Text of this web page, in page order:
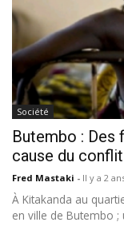
Société
Butembo :
cause du
Fred Mastaki - Il y a 2
À Kitakanda au
en ville de Butembo ;